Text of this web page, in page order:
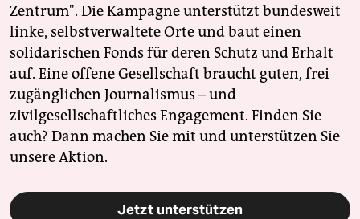
Zentrum". Die Kampagne unterstützt bundesweit
linke, selbstverwaltete Orte und baut einen
solidarischen Fonds für deren Schutz und Erhalt
auf. Eine offene Gesellschaft braucht guten, frei
zugänglichen Journalismus – und
zivilgesellschaftliches Engagement. Finden Sie
auch? Dann machen Sie mit und unterstützen Sie
unsere Aktion.
Jetzt unterstützen